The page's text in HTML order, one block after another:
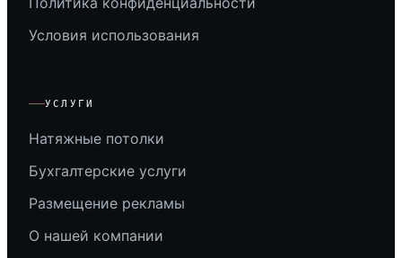
Условия использования
УСЛУГИ
Натяжные потолки
Бухгалтерские услуги
Размещение рекламы
О нашей компании